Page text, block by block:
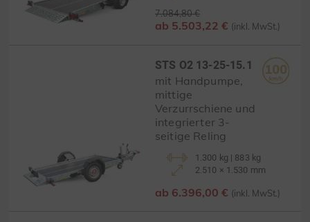
7.084,80 €
ab 5.503,22 € (inkl. MwSt.)
STS O2 13-25-15.1
mit Handpumpe,
mittige
Verzurrschiene und
integrierter 3-
seitige Reling
1.300 kg | 883 kg
2.510 × 1.530 mm
ab 6.396,00 € (inkl. MwSt.)